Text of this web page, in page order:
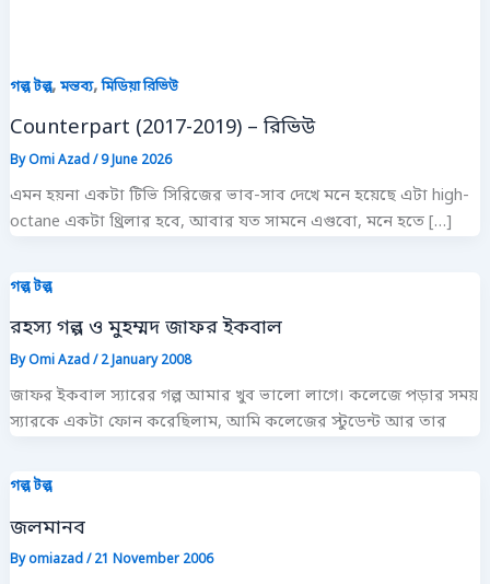
গল্প টল্প, মন্তব্য,মিডিয়া রিভিউ
Counterpart (2017-2019) – রিভিউ
ByOmi Azad/9 June 2026
এমন হয়না একটা টিভি সিরিজের ভাব-সাব দেখে মনে হয়েছে এটা high-
octane একটা থ্রিলার হবে, আবার যত সামনে এগুবো, মনে হতে […]
গল্প টল্প
রহস্য গল্প ও মুহম্মদ জাফর ইকবাল
ByOmi Azad/2 January 2008
জাফর ইকবাল স্যারের গল্প আমার খুব ভালো লাগে। কলেজে পড়ার সময়
স্যারকে একটা ফোন করেছিলাম, আমি কলেজের স্টুডেন্ট আর তার
গল্প টল্প
জলমানব
Byomiazad/21 November 2006